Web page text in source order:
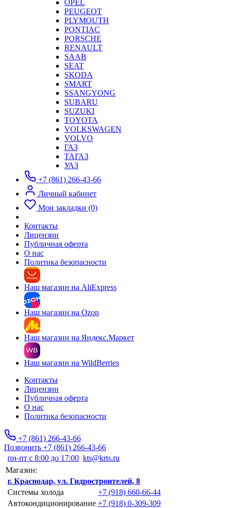
OPEL
PEUGEOT
PLYMOUTH
PONTIAC
PORSCHE
RENAULT
SAAB
SEAT
SKODA
SMART
SSANGYONG
SUBARU
SUZUKI
TOYOTA
VOLKSWAGEN
VOLVO
ГАЗ
ТАГАЗ
УАЗ
+7 (861) 266-43-66
Личный кабинет
Мои закладки (0)
Контакты
Лицензии
Публичная оферта
О нас
Политика безопасности
Наш магазин на AliExpress
Наш магазин на Ozon
Наш магазин на Яндекс.Маркет
Наш магазин на WildBerries
Контакты
Лицензии
Публичная оферта
О нас
Политика безопасности
+7 (861) 266-43-66
Позвонить +7 (861) 266-43-66
пн-пт с 8:00 до 17:00 kts@krts.ru
Магазин:
г. Краснодар, ул. Гидростроителей, 8
Системы холода
+7 (918) 660-66-44
Автокондиционирование +7 (918) 0-309-309